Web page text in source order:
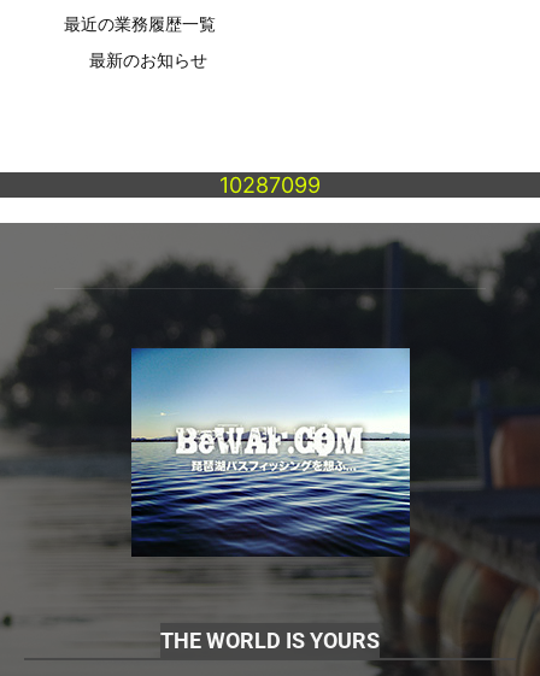
最近の業務履歴一覧
最新のお知らせ
10287099
THE WORLD IS YOURS